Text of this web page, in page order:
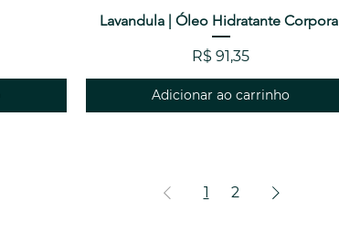
Visualização rápida
Lavandula | Óleo Hidratante Corporal
Preço
R$ 91,35
Adicionar ao carrinho
1 2